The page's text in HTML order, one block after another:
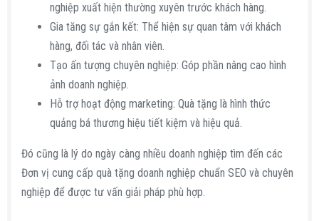
nghiệp xuất hiện thường xuyên trước khách hàng.
Gia tăng sự gắn kết: Thể hiện sự quan tâm với khách
hàng, đối tác và nhân viên.
Tạo ấn tượng chuyên nghiệp: Góp phần nâng cao hình
ảnh doanh nghiệp.
Hỗ trợ hoạt động marketing: Quà tặng là hình thức
quảng bá thương hiệu tiết kiệm và hiệu quả.
Đó cũng là lý do ngày càng nhiều doanh nghiệp tìm đến các
Đơn vị cung cấp quà tặng doanh nghiệp chuẩn SEO và chuyên
nghiệp để được tư vấn giải pháp phù hợp.